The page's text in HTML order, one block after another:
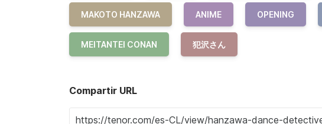
MAKOTO HANZAWA ANIME OPENING
MEITANTEI CONAN 犯沢さん
Compartir URL